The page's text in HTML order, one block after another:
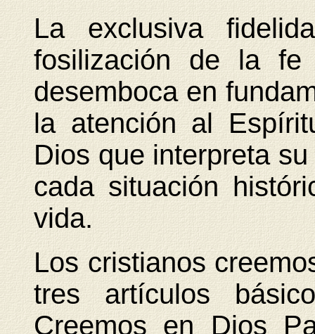
La exclusiva
fosilización de la fe
desemboca en
la atención al
Dios que interpreta
cada situación
vida.
Los cristianos
tres artículos
Creemos en Dios